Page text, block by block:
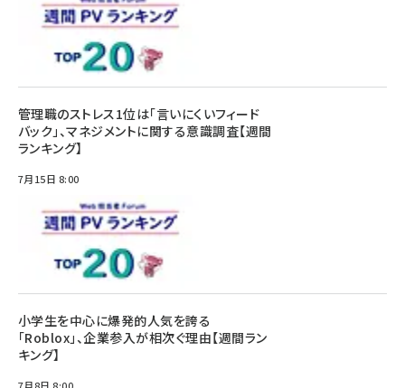
管理職のストレス1位は「言いにくいフィード
バック」、マネジメントに関する意識調査【週間
ランキング】
7月15日 8:00
小学生を中心に爆発的人気を誇る
「Roblox」、企業参入が相次ぐ理由【週間ラン
キング】